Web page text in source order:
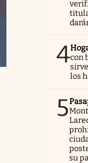
4con
los
5
su